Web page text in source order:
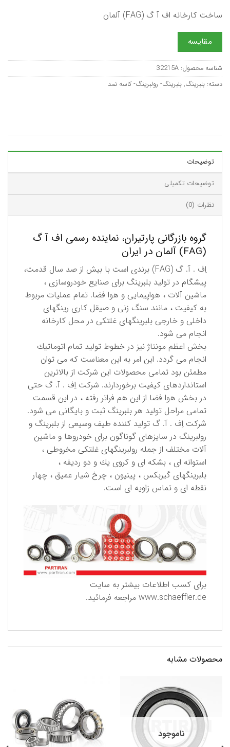
ساخت کارخانه اف آ گ (FAG) آلمان
مقایسه
شناسه محصول: 32215A
دسته: بلبرینگ, بلبرینگ- رولبرینگ- کاسه نمد
توضیحات
توضیحات تکمیلی
نظرات (0)
گروه بازرگانی پارتیران، نماینده رسمی اف آ گ
(FAG) آلمان در ایران
اِف . آ. گ (FAG) برندی است با بیش از صد سال قدمت،
پیشگام در تولید بلبرینگ برای صنایع خودروسازی ،
ماشین آلات ، هواپیمایی و هوا فضا. تمام عملیات مربوط
به كیفیت ، مانند سنگ زنی و صیقل كاری رینگهای
داخلی و خارجی بلبرینگهای غلتكی در محل كارخانه
انجام می شود.
بخش اعظم مونتاژ نیز در خطوط تولید تمام اتوماتیك
انجام می گردد. این امر به این معناست كه می توان
مطمئن بود تمامی محصولات این شركت از بالاترین
استانداردهای كیفیت برخوردارند. شركت اِف . آ. گ حتی
در بخش هوا فضا از این هم فراتر رفته ، در این قسمت
تمامی مراحل تولید هر بلبرینگ ثبت و بایگانی می شود.
شركت اِف . آ. گ تولید كننده طیف وسیعی از بلبرینگ و
رولبرینگ در سایزهای گوناگون برای خودروها و ماشین
آلات مختلف از جمله رولبرینگهای غلتكی مخروطی ،
استوانه ای ، بشكه ای و كروی یك و دو ردیفه ،
بلبرینگهای گیربكس ، پینیون ، چرخ شیار عمیق ، چهار
نقطه ای و تماس زاویه ای است.
برای كسب اطلاعات بیشتر به سایت
www.schaeffler.de مراجعه فرمائید.
محصولات مشابه
ناموجود